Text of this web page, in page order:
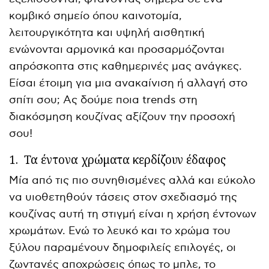
κομβικό σημείο όπου καινοτομία,
λειτουργικότητα και υψηλή αισθητική
ενώνονται αρμονικά και προσαρμόζονται
απρόσκοπτα στις καθημερινές μας ανάγκες.
Είσαι έτοιμη για μια ανακαίνιση ή αλλαγή στο
σπίτι σου; Ας δούμε ποια trends στη
διακόσμηση κουζίνας αξίζουν την προσοχή
σου!
1. Τα έντονα χρώματα κερδίζουν έδαφος
Μία από τις πιο συνηθισμένες αλλά και εύκολο
να υιοθετηθούν τάσεις στον σχεδιασμό της
κουζίνας αυτή τη στιγμή είναι η χρήση έντονων
χρωμάτων. Ενώ το λευκό και το χρώμα του
ξύλου παραμένουν δημοφιλείς επιλογές, οι
ζωντανές αποχρώσεις όπως το μπλε, το